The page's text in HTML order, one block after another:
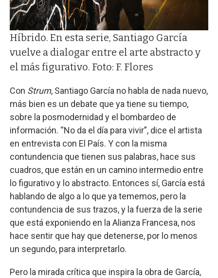
Híbrido. En esta serie, Santiago García
vuelve a dialogar entre el arte abstracto y
el más figurativo. Foto: F. Flores
Con Strum, Santiago García no habla de nada nuevo,
más bien es un debate que ya tiene su tiempo,
sobre la posmodernidad y el bombardeo de
información. “No da el día para vivir”, dice el artista
en entrevista con El País. Y con la misma
contundencia que tienen sus palabras, hace sus
cuadros, que están en un camino intermedio entre
lo figurativo y lo abstracto. Entonces sí, García está
hablando de algo a lo que ya tememos, pero la
contundencia de sus trazos, y la fuerza de la serie
que está exponiendo en la Alianza Francesa, nos
hace sentir que hay que detenerse, por lo menos
un segundo, para interpretarlo.
Pero la mirada crítica que inspira la obra de García,